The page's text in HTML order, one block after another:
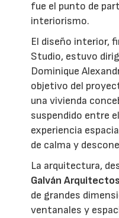
fue el punto de
interiorismo.
El diseño interior,
Studio, estuvo
Dominique
objetivo del
una vivienda
suspendido entre
experiencia
de calma y
La arquitectura,
Galván
de grandes
ventanales y